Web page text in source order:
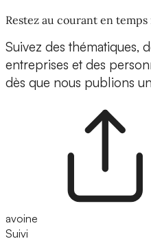
Restez au courant en temps
Suivez des thématiques,
entreprises et des
dès que nous publions
avoine
Suivi